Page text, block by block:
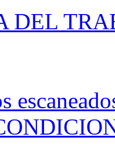
DEL